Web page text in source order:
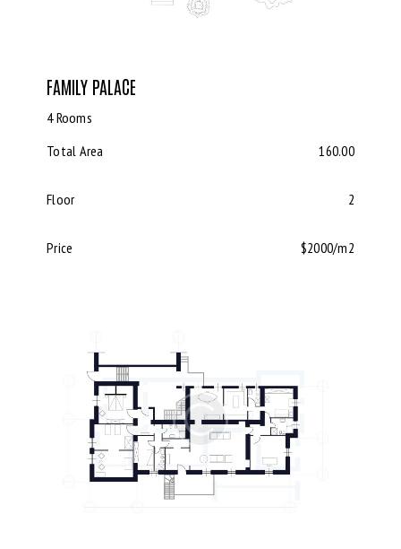
FAMILY PALACE
4 Rooms
Total Area
160.00
Floor 2
Price $2000/m2